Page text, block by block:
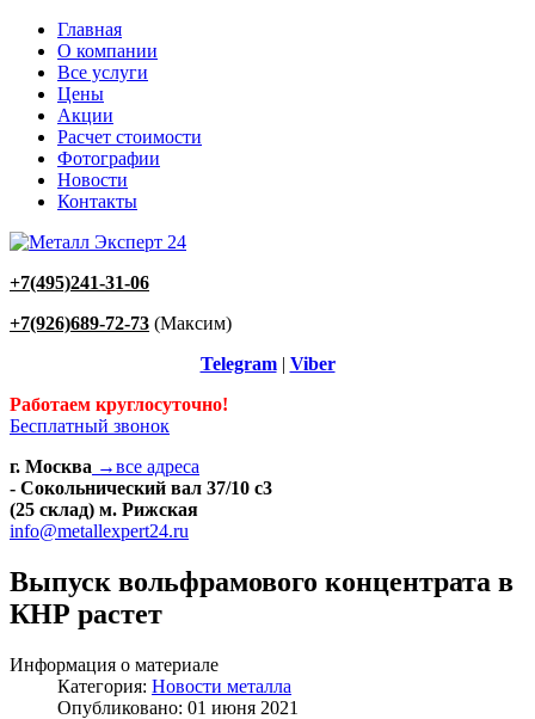
Главная
О компании
Все услуги
Цены
Акции
Расчет стоимости
Фотографии
Новости
Контакты
+7(495)241-31-06
+7(926)689-72-73 (Максим)
Telegram| Viber
Работаем круглосуточно!
Бесплатный звонок
г. Москва →все адреса
- Сокольнический вал 37/10 с3
(25 склад) м. Рижская
info@metallexpert24.ru
Выпуск вольфрамового концентрата в
КНР растет
Информация о материале
Категория: Новости металла
Опубликовано: 01 июня 2021